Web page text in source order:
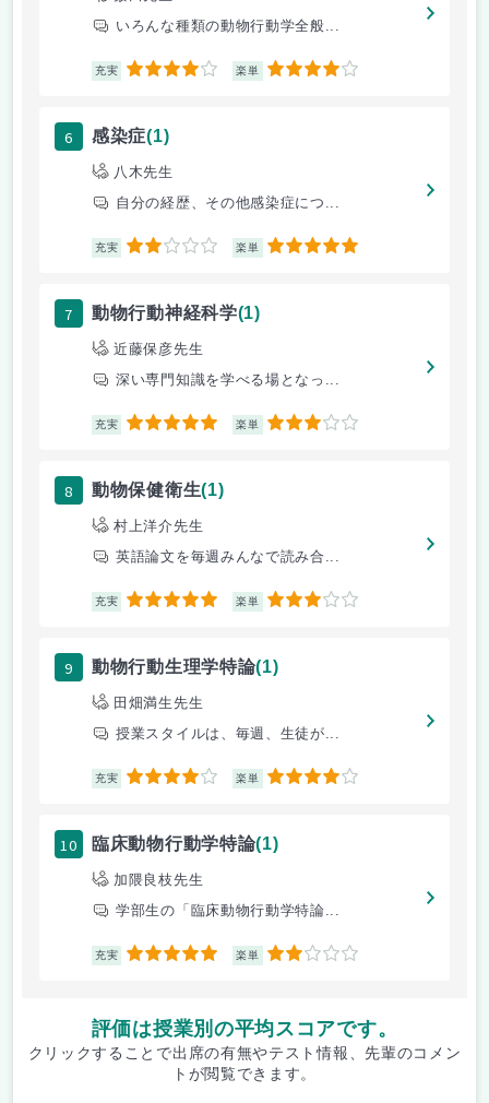
いろんな種類の動物行動学全般...
充実 4 楽単 4
6 感染症(1)
八木先生
自分の経歴、その他感染症につ...
充実 2 楽単 5
7 動物行動神経科学(1)
近藤保彦先生
深い専門知識を学べる場となっ...
充実 5 楽単 3
8 動物保健衛生(1)
村上洋介先生
英語論文を毎週みんなで読み合...
充実 5 楽単 3
9 動物行動生理学特論(1)
田畑満生先生
授業スタイルは、毎週、生徒が...
充実 4 楽単 4
10 臨床動物行動学特論(1)
加隈良枝先生
学部生の「臨床動物行動学特論...
充実 5 楽単 2
評価は授業別の平均スコアです。
クリックすることで出席の有無やテスト情報、先輩のコメン
トが閲覧できます。